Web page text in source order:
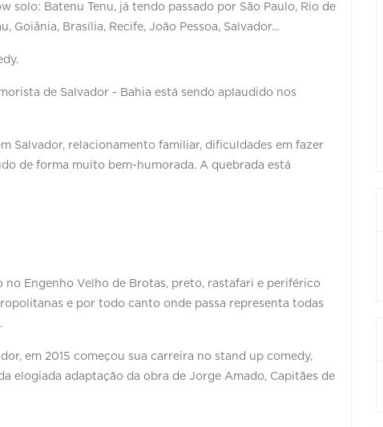
solo: Batenu Tenu, já tendo passado por São Paulo, Rio de
Brasília, Recife, João Pessoa, Salvador...
de Salvador - Bahia está sendo aplaudido nos
Salvador, relacionamento familiar, dificuldades em fazer
de forma muito bem-humorada. A quebrada está
Engenho Velho de Brotas, preto, rastafari e periférico
e por todo canto onde passa representa todas
em 2015 começou sua carreira no stand up comedy,
elogiada adaptação da obra de Jorge Amado, Capitães de